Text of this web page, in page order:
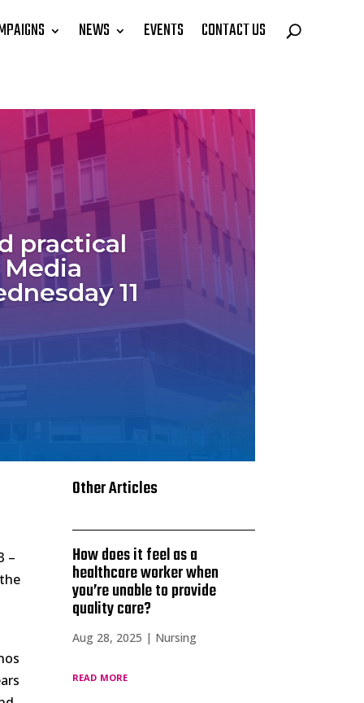
NEWS EVENTS CONTACT US
practical
11
–
Other Articles
How does it feel as a
healthcare worker when
you’re unable to provide
quality care?
Aug 28, 2025 | Nursing
read more